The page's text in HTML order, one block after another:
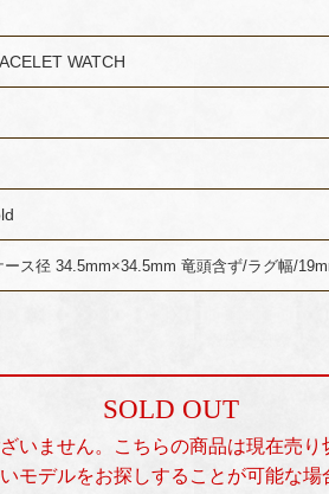
WATCH
ース径 34.5mm×34.5mm 竜頭含ず/ラグ幅/
SOLD OUT
いません。こちらの商品は現在売り
モデルをお探しすることが可能な場